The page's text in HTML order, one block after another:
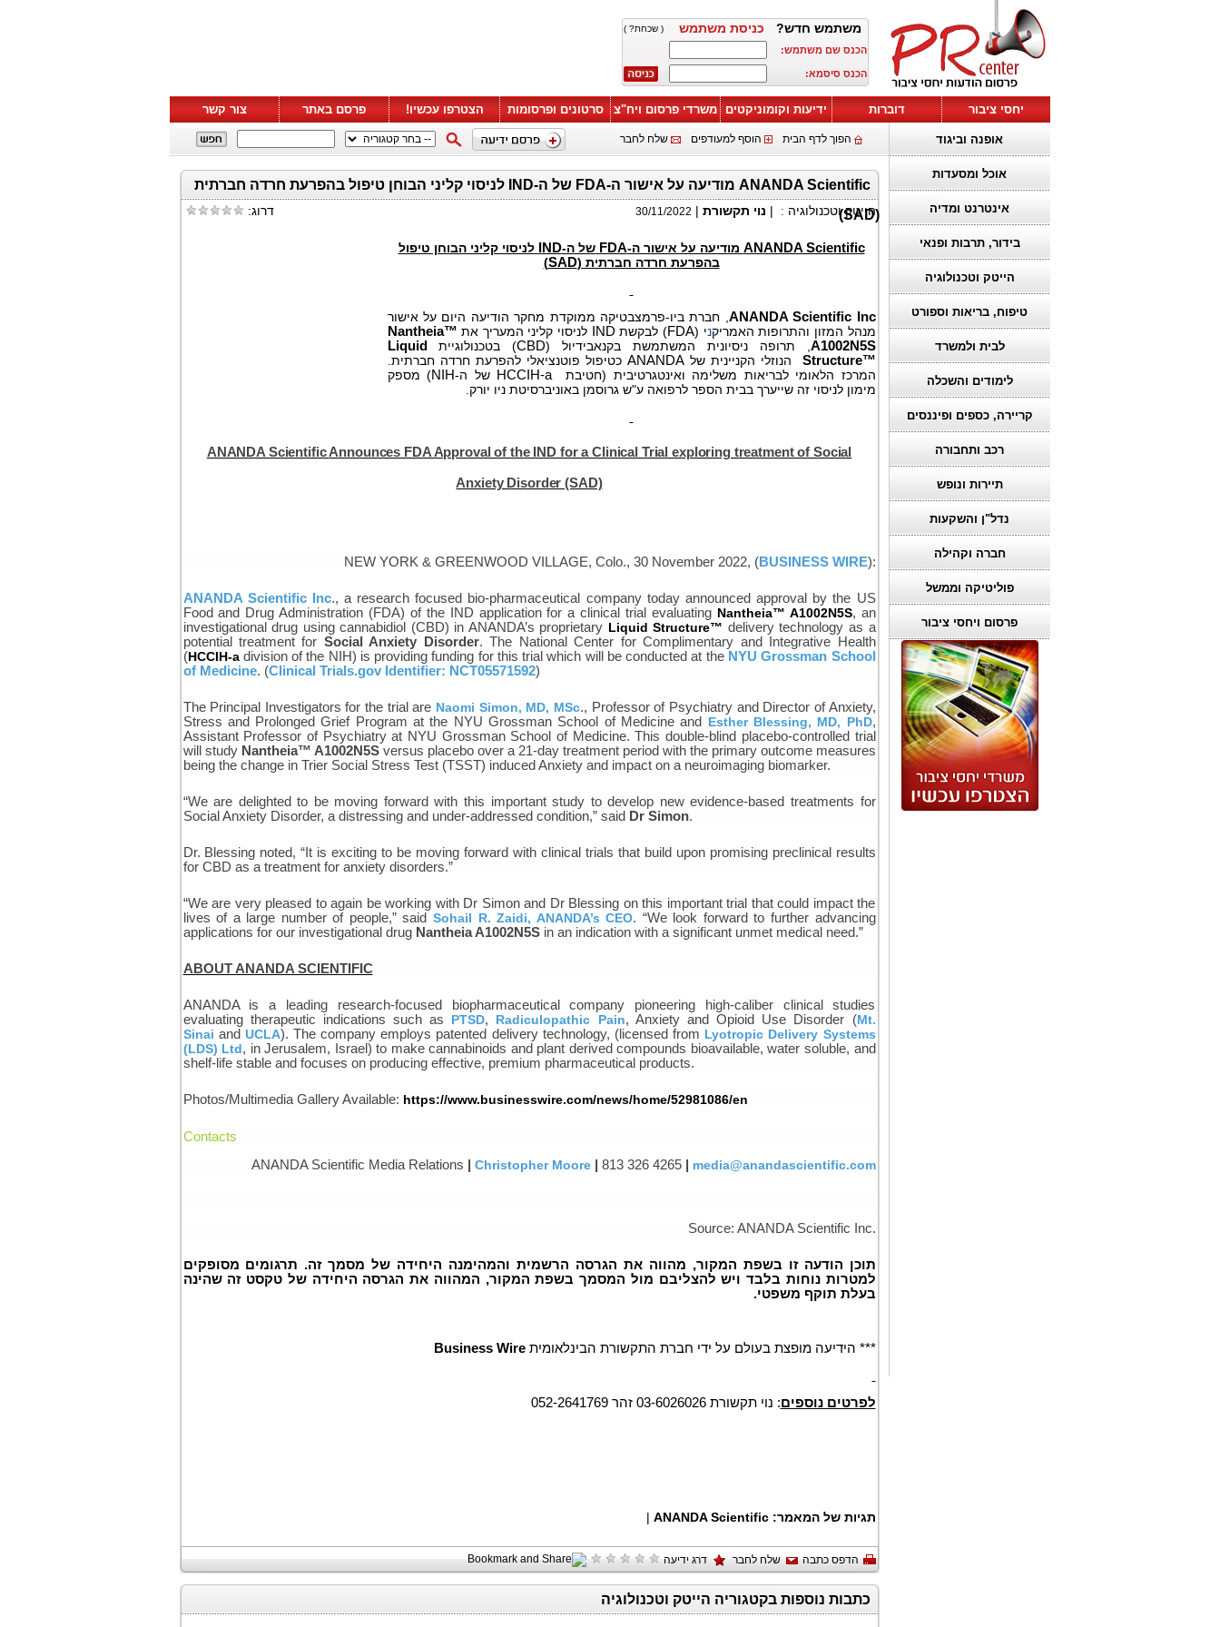
משתמש חדש? כניסת משתמש ( שכחת? )
הכנס שם משתמש:
הכנס סיסמא:
יחסי ציבור דוברות ידיעות וקומוניקטים משרדי פרסום ויח"צ סרטונים ופרסומות הצטרפו עכשיו! פרסם באתר צור קשר
אופנה וביגוד
אוכל ומסעדות
אינטרנט ומדיה
בידור, תרבות ופנאי
הייטק וטכנולוגיה
טיפוח, בריאות וספורט
לבית ולמשרד
לימודים והשכלה
קריירה, כספים ופיננסים
רכב ותחבורה
תיירות ונופש
נדל"ן והשקעות
חברה וקהילה
פוליטיקה וממשל
פרסום ויחסי ציבור
הפוך לדף הבית הוסף למעודפים שלח לחבר
ANANDA Scientific מודיעה על אישור ה-FDA של ה-IND לניסוי קליני הבוחן טיפול בהפרעת חרדה חברתית
(SAD)הייטק וטכנולוגיה :
| נוי תקשורת |
30/11/2022 דרוג:
ANANDA Scientific מודיעה על אישור ה-FDA של ה-IND
לניסוי קליני הבוחן טיפול
בהפרעת חרדה חברתית (SAD
)
ANANDA Scientific Inc , חברת ביו-פרמצבטיקה ממוקדת מחקר הודיעה היום על אישור
מנהל המזון והתרופות האמריקני (FDA) לבקשת IND לניסוי קליני המעריך את Nantheia™
A1002N5S , תרופה ניסיונית המשתמשת בקנאבידיול (CBD) בטכנולוגיית
Liquid
Structure™
הנוזלי הקניינית שלANANDA כטיפול פוטנציאלי להפרעת חרדה חברתית.
המרכז הלאומי לבריאות משלימה ואינטגרטיבית (חטיבת
HCCIH-a של ה-NIH) מספק
מימון לניסוי זה שייערך בבית הספר לרפואה ע"ש גרוסמן באוניברסיטת ניו יורק.
ANANDA ScientificAnnounces FDA Approval of the IND for a Clinical Trial exploring treatment of Social
Anxiety Disorder (SAD)
NEW YORK & GREENWOOD VILLAGE, Colo., 30 November 2022, (BUSINESS WIRE):
ANANDA Scientific Inc., a research focused bio-pharmaceutical company today announced approval by the US
Food and Drug Administration (FDA) of the IND application for a clinical trial evaluating Nantheia™ A1002N5S, an
investigational drug using cannabidiol (CBD) in ANANDA’s proprietary Liquid Structure™ delivery technology as a
potential treatment for Social Anxiety Disorder. The National Center for Complimentary and Integrative Health
(HCCIH-a division of the NIH) is providing funding for this trial which will be conducted at the NYU Grossman School
of Medicine. (Clinical Trials.gov Identifier: NCT05571592)
The Principal Investigators for the trial are Naomi Simon, MD, MSc., Professor of Psychiatry and Director of Anxiety,
Stress and Prolonged Grief Program at the NYU Grossman School of Medicine and Esther Blessing, MD, PhD,
Assistant Professor of Psychiatry at NYU Grossman School of Medicine. This double-blind placebo-controlled trial
will study Nantheia™ A1002N5Sversus placebo over a 21-day treatment period with the primary outcome measures
being the change in Trier Social Stress Test (TSST) induced Anxiety and impact on a neuroimaging biomarker.
“We are delighted to be moving forward with this important study to develop new evidence-based treatments for
Social Anxiety Disorder, a distressing and under-addressed condition,” said Dr Simon.
Dr. Blessing noted, “It is exciting to be moving forward with clinical trials that build upon promising preclinical results
for CBD as a treatment for anxiety disorders.”
“We are very pleased to again be working with Dr Simon and Dr Blessing on this important trial that could impact the
lives of a large number of people,” said Sohail R. Zaidi, ANANDA’s CEO. “We look forward to further advancing
applications for our investigational drug Nantheia A1002N5Sin an indication with a significant unmet medical need.”
ABOUT ANANDA SCIENTIFIC
ANANDA is a leading research-focused biopharmaceutical company pioneering high-caliber clinical studies
evaluating therapeutic indications such as PTSD, Radiculopathic Pain, Anxiety and Opioid Use Disorder (Mt.
Sinai and UCLA). The company employs patented delivery technology, (licensed from Lyotropic Delivery Systems
(LDS) Ltd, in Jerusalem, Israel) to make cannabinoids and plant derived compounds bioavailable, water soluble, and
shelf-life stable and focuses on producing effective, premium pharmaceutical products.
Photos/Multimedia Gallery Available: https://www.businesswire.com/news/home/52981086/en
Contacts
ANANDA Scientific Media Relations
Christopher Moore| 813 326 4265| media@anandascientific.com
Source: ANANDA Scientific Inc.
תוכן הודעה זו בשפת המקור, מהווה את הגרסה הרשמית והמהימנה היחידה של מסמך זה. תרגומים מסופקים
למטרות נוחות בלבד ויש להצליבם מול המסמך בשפת המקור, המהווה את הגרסה היחידה של טקסט זה שהינה
בעלת תוקף משפטי.
*** הידיעה מופצת בעולם על ידי חברת התקשורת הבינלאומיתBusiness Wire
לפרטים נוספים: נוי תקשורת 03-6026026 זהר 052-2641769
תגיות של המאמר: ANANDA Scientific
|
הדפס כתבה שלח לחבר דרג ידיעה
כתבות נוספות בקטגוריה הייטק וטכנולוגיה